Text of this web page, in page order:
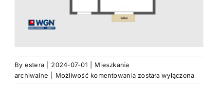
By estera 2024-07-01
Mieszkania
archiwalne
Możliwość komentowania2
została wyłączona